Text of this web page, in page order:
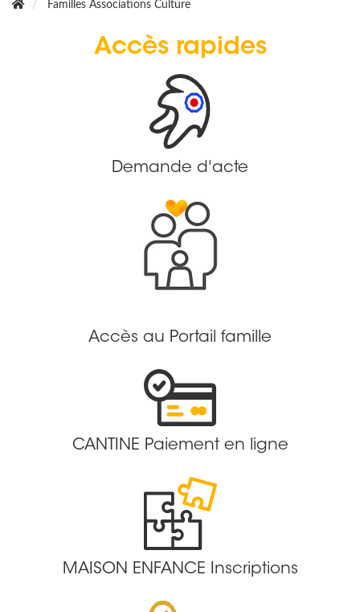
Familles Associations Culture
Accès rapides
Demande d'acte
Accès au Portail famille
CANTINE Paiement en ligne
MAISON ENFANCE Inscriptions